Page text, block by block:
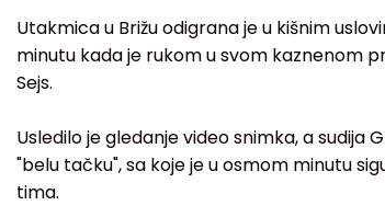
Utakmica u Brižu odigrana je u kišnim
minutu kada je rukom u svom kaznenom
Sejs.
Usledilo je gledanje video snimka, a sudija
"belu tačku", sa koje je u osmom minutu
tima.